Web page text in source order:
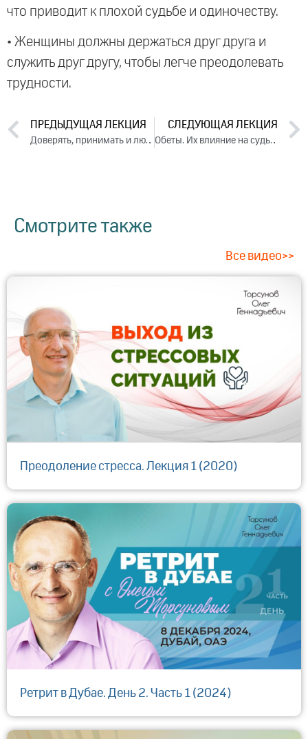
что приводит к плохой судьбе и одиночеству.
• Женщины должны держаться друг друга и
служить друг другу, чтобы легче преодолевать
трудности.
ПРЕДЫДУЩАЯ ЛЕКЦИЯ
Доверять, принимать и любить (вебинар, 2021)
СЛЕДУЮЩАЯ ЛЕКЦИЯ
Обеты. Их влияние на судьбу. Ответы на вопросы (2021)
Смотрите также
Все видео>>
Преодоление стресса. Лекция 1 (2020)
Ретрит в Дубае. День 2. Часть 1 (2024)